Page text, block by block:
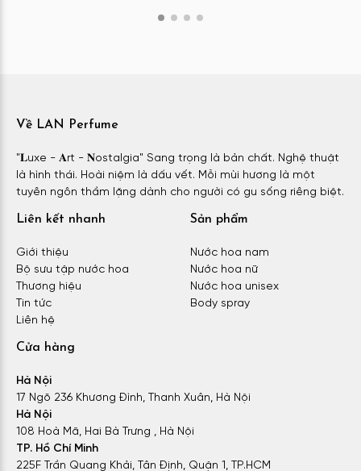
Về LAN Perfume
"𝐋uxe - 𝐀rt - 𝐍ostalgia" Sang trọng là bản chất. Nghệ thuật
là hình thái. Hoài niệm là dấu vết. Mỗi mùi hương là một
tuyên ngôn thầm lặng dành cho người có gu sống riêng biệt.
Liên kết nhanh
Giới thiệu
Bộ sưu tập nước hoa
Thương hiệu
Tin tức
Liên hệ
Sản phẩm
Nước hoa nam
Nước hoa nữ
Nước hoa unisex
Body spray
Cửa hàng
Hà Nội
17 Ngõ 236 Khương Đình, Thanh Xuân, Hà Nội
Hà Nội
108 Hoà Mã, Hai Bà Trưng , Hà Nội
TP. Hồ Chí Minh
225F Trần Quang Khải, Tân Định, Quận 1, TP.HCM